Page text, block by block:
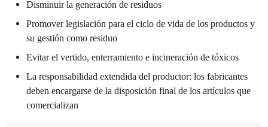
Disminuirla generación de residuos
Promover legislación para el ciclo de vida de los productos y
su gestión como residuo
Evitar el vertido, enterramiento e incineración de tóxicos
La responsabilidad extendida del productor: los fabricantes
deben encargarse de la disposición final de los artículos que
comercializan